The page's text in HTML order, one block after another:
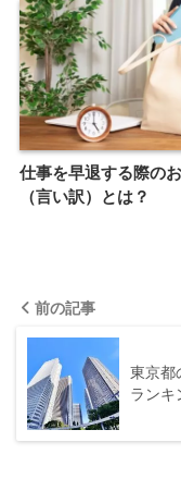
仕事を早退する際の
（言い訳）とは？
前の記事
東京都
ランキ